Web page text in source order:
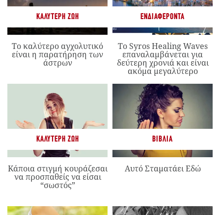
ΚΑΛΎΤΕΡΗ ΖΩΉ
Το καλύτερο αγχολυτικό
είναι η παρατήρηση των
άστρων
ΕΝΔΙΑΦΈΡΟΝΤΑ
Το Syros Healing Waves
επαναλαμβάνεται για
δεύτερη χρονιά και είναι
ακόμα μεγαλύτερο
ΚΑΛΎΤΕΡΗ ΖΩΉ
Κάποια στιγμή κουράζεσαι
να προσπαθείς να είσαι
“σωστός”
ΒΙΒΛΊΑ
Αυτό Σταματάει Εδώ